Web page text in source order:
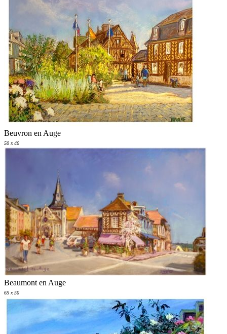
Beuvron en Auge
50 x 40
Beaumont en Auge
65 x 50